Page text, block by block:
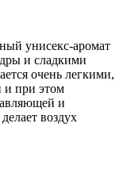
унисекс-аромат
и сладкими
очень легкими,
и при этом
и
воздух